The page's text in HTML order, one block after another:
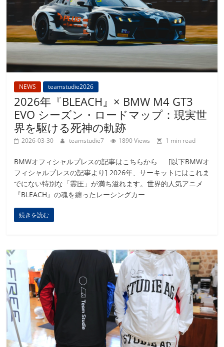
NEWS teamstudie2026
2026年『BLEACH』× BMW M4 GT3
EVO シーズン・ロードマップ：現実世
界を駆ける死神の軌跡
2026-03-30 teamstudie7 1890 Views 1 min read
BMWオフィシャルプレスの記事はこちらから [以下BMWオ
フィシャルプレスの記事より] 2026年、サーキットにはこれま
でにない特別な「霊圧」が満ち溢れます。世界的人気アニメ
『BLEACH』の魂を纏ったレーシングカー
続きを読む